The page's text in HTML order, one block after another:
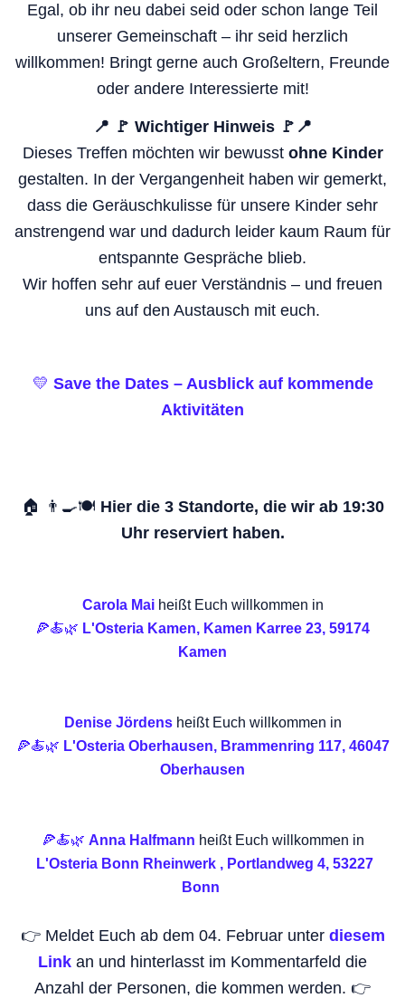
Egal, ob ihr neu dabei seid oder schon lange Teil
unserer Gemeinschaft – ihr seid herzlich
willkommen! Bringt gerne auch Großeltern, Freunde
oder andere Interessierte mit!
📍 🚩 Wichtiger Hinweis 🚩📍
Dieses Treffen möchten wir bewusst ohne Kinder
gestalten. In der Vergangenheit haben wir gemerkt,
dass die Geräuschkulisse für unsere Kinder sehr
anstrengend war und dadurch leider kaum Raum für
entspannte Gespräche blieb.
Wir hoffen sehr auf euer Verständnis – und freuen
uns auf den Austausch mit euch.
💛 Save the Dates – Ausblick auf kommende
Aktivitäten
🏠 👨‍🍳🍽️ Hier die 3 Standorte, die wir ab 19:30
Uhr reserviert haben.
Carola Mai heißt Euch willkommen in
🍕🍝🌿 L'Osteria Kamen, Kamen Karree 23, 59174
Kamen
Denise Jördens heißt Euch willkommen in
🍕🍝🌿 L'Osteria Oberhausen, Brammenring 117, 46047
Oberhausen
🍕🍝🌿 Anna Halfmann heißt Euch willkommen in
L'Osteria Bonn Rheinwerk , Portlandweg 4, 53227
Bonn
👉 Meldet Euch ab dem 04. Februar unter diesem
Link an und hinterlasst im Kommentarfeld die
Anzahl der Personen, die kommen werden. 👉